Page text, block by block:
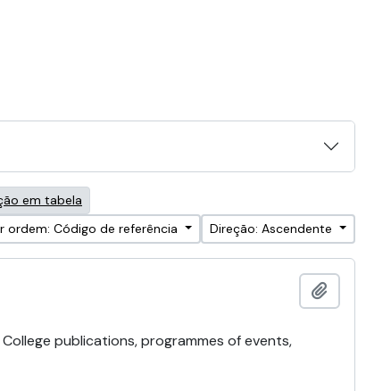
em tabela
ordem: Código de referência
Direção: Ascendente
publications, programmes of events,